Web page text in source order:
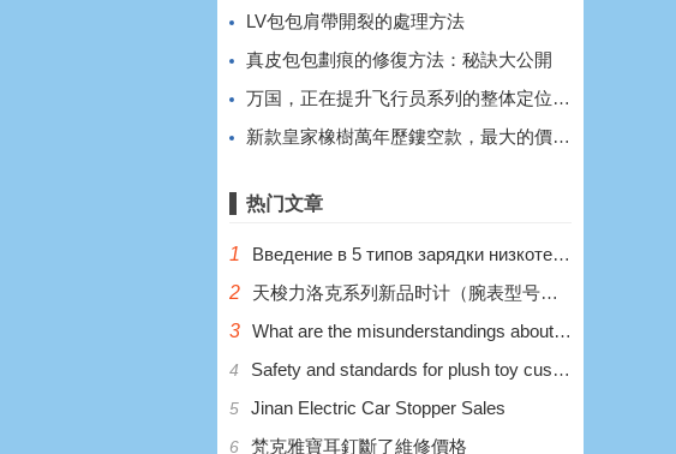
​LV包包肩帶開裂的處理方法
​真皮包包劃痕的修復方法：秘訣大公開
万国，正在提升飞行员系列的整体定位和价格。
新款皇家橡樹萬年歷鏤空款，最大的價值在於鏤空。
热门文章
1
Введение в 5 типов зарядки низкотемпературных литиевых аккумуляторов
2
天梭力洛克系列新品时计（腕表型号：T006.407.22.033.00）
3 What are the misunderstandings about the wrong charging of low-temperature lithium batteries?
4 Safety and standards for plush toy customization
5 Jinan Electric Car Stopper Sales
6 梵克雅寶耳釘斷了維修價格